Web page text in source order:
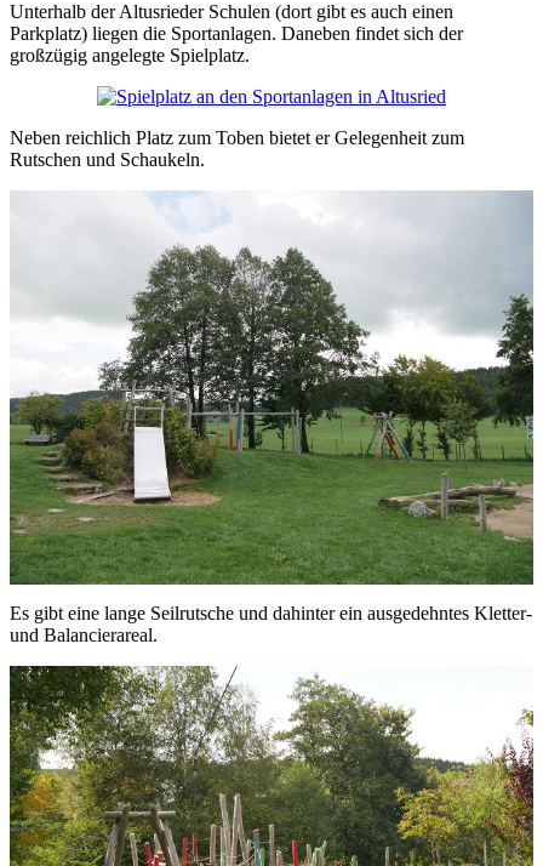
Unterhalb der Altusrieder Schulen (dort gibt es auch einen
Parkplatz) liegen die Sportanlagen. Daneben findet sich der
großzügig angelegte Spielplatz.
Neben reichlich Platz zum Toben bietet er Gelegenheit zum
Rutschen und Schaukeln.
Es gibt eine lange Seilrutsche und dahinter ein ausgedehntes Kletter-
und Balancierareal.